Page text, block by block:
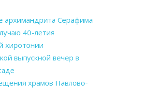
архимандрита Серафима
40-летия
хиротонии
выпускной вечер в
храмов Павлово-